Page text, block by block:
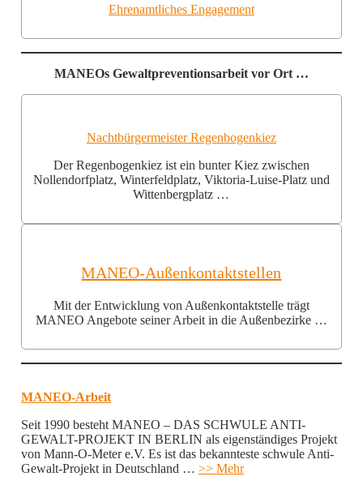
Ehrenamtliches Engagement
MANEOs Gewaltpreventionsarbeit vor Ort …
Nachtbürgermeister Regenbogenkiez
Der Regenbogenkiez ist ein bunter Kiez zwischen
Nollendorfplatz, Winterfeldplatz, Viktoria-Luise-Platz und
Wittenbergplatz …
MANEO-Außenkontaktstellen
Mit der Entwicklung von Außenkontaktstelle trägt
MANEO Angebote seiner Arbeit in die Außenbezirke …
MANEO-Arbeit
Seit 1990 besteht MANEO – DAS SCHWULE ANTI-
GEWALT-PROJEKT IN BERLIN als eigenständiges Projekt
von Mann-O-Meter e.V. Es ist das bekannteste schwule Anti-
Gewalt-Projekt in Deutschland … >> Mehr